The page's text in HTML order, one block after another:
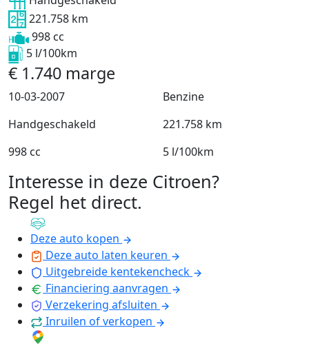
221.758 km
998 cc
5 l/100km
€ 1.740 marge
10-03-2007
Benzine
Handgeschakeld
221.758 km
998 cc
5 l/100km
Interesse in deze Citroen?
Regel het direct.
Deze auto kopen
Deze auto laten keuren
Uitgebreide kentekencheck
Financiering aanvragen
Verzekering afsluiten
Inruilen of verkopen